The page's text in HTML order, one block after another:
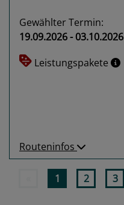
Gewählter Termin:
19.09.2026 - 03.10.2026
Leistungspakete
Routeninfos
1 2 3